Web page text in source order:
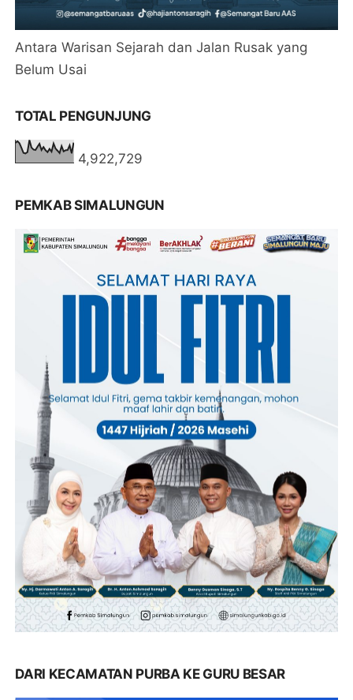
Antara Warisan Sejarah dan Jalan Rusak yang
Belum Usai
TOTAL PENGUNJUNG
4,922,729
PEMKAB SIMALUNGUN
DARI KECAMATAN PURBA KE GURU BESAR